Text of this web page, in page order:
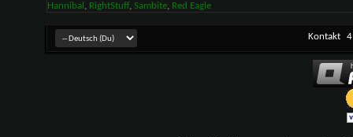
Hannibal , RightStuff, Sambite, Red Eagle
Kontakt